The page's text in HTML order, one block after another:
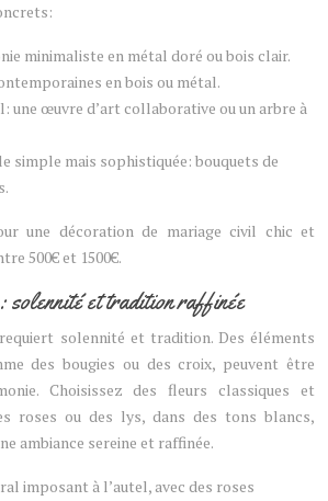
minimaliste en métal doré ou bois clair.
en bois ou métal.
une œuvre d’art collaborative ou un arbre à
simple mais sophistiquée: bouquets de
une décoration de mariage civil chic et
500€ et 1500€.
et tradition raffinée
solennité et tradition. Des éléments
des bougies ou des croix, peuvent être
Choisissez des fleurs classiques et
roses ou des lys, dans des tons blancs,
ambiance sereine et raffinée.
imposant à l’autel, avec des roses